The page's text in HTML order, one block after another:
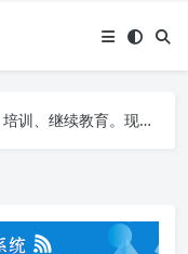
成论文
现已接入代刷代考项目3000+
现已接入代刷代考项目3000+